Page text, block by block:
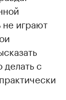
не играют
с